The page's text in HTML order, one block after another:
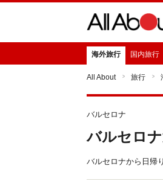
海外旅行 国内旅行
All About 旅行
バルセロナ
バルセロ
バルセロナから日帰